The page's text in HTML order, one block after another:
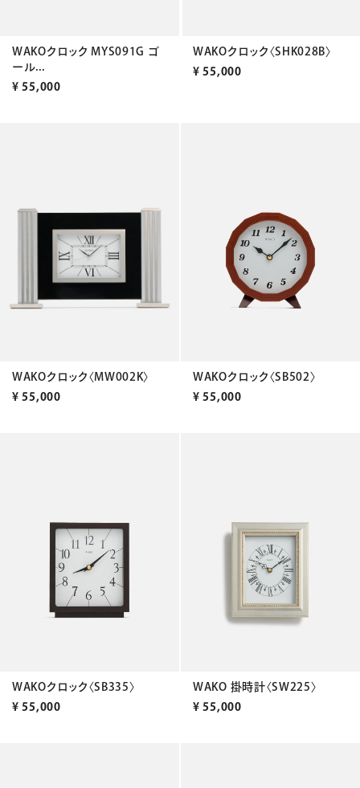
WAKOクロック MYS091G ゴ
ール...
¥ 55,000
WAKOクロック〈SHK028B〉
¥ 55,000
WAKOクロック〈MW002K〉
¥ 55,000
WAKOクロック〈SB502〉
¥ 55,000
WAKOクロック〈SB335〉
¥ 55,000
WAKO 掛時計〈SW225〉
¥ 55,000